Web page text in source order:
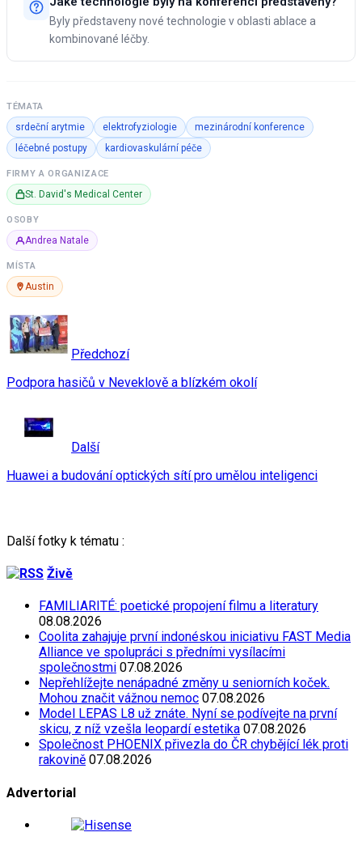
Byly představeny nové technologie v oblasti ablace a
kombinované léčby.
TÉMATA
srdeční arytmie elektrofyziologie
mezinárodní konference
léčebné postupy
kardiovaskulární péče
FIRMY A ORGANIZACE
St. David's Medical Center
OSOBY
Andrea Natale
MÍSTA
Austin
Předchozí
Podpora hasičů v Neveklově a blízkém okolí
Další
Huawei a budování optických sítí pro umělou inteligenci
Další fotky k tématu :
Živě
FAMILIARITÉ: poetické propojení filmu a literatury
08.08.2026
Coolita zahajuje první indonéskou iniciativu FAST Media
Alliance ve spolupráci s předními vysílacími
společnostmi 07.08.2026
Nepřehlížejte nenápadné změny u seniorních koček.
Mohou značit vážnou nemoc 07.08.2026
Model LEPAS L8 už znáte. Nyní se podívejte na první
skicu, z níž vzešla leopardí estetika 07.08.2026
Společnost PHOENIX přivezla do ČR chybějící lék proti
rakovině 07.08.2026
Advertorial